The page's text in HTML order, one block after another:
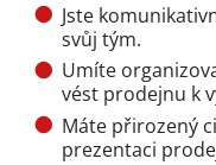
Jste
svůj tým.
Umíte
vést prodejnu k
Máte přirozený
prezentaci